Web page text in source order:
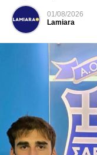
01/08/2026
Lamiara